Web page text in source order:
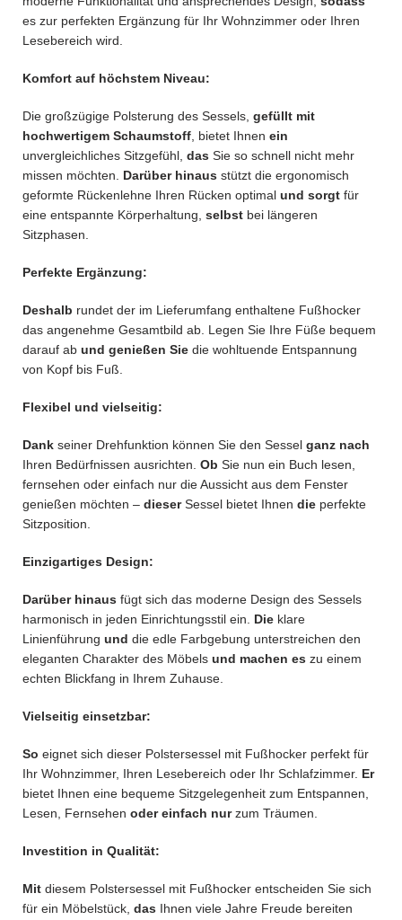
es zur perfekten Ergänzung für Ihr Wohnzimmer oder Ihren
Lesebereich wird.
Komfort auf höchstem Niveau:
Die großzügige Polsterung des Sessels, gefüllt mit
hochwertigem Schaumstoff , bietet Ihnen ein
unvergleichliches Sitzgefühl, das Sie so schnell nicht mehr
missen möchten. Darüber hinaus stützt die ergonomisch
geformte Rückenlehne Ihren Rücken optimal und sorgt für
eine entspannte Körperhaltung, selbst bei längeren
Sitzphasen.
Perfekte Ergänzung:
Deshalb rundet der im Lieferumfang enthaltene Fußhocker
das angenehme Gesamtbild ab. Legen Sie Ihre Füße bequem
darauf ab und genießen Sie die wohltuende Entspannung
von Kopf bis Fuß.
Flexibel und vielseitig:
Dank seiner Drehfunktion können Sie den Sessel ganz nach
Ihren Bedürfnissen ausrichten. Ob Sie nun ein Buch lesen,
fernsehen oder einfach nur die Aussicht aus dem Fenster
genießen möchten – dieserSessel bietet Ihnen die perfekte
Sitzposition.
Einzigartiges Design:
Darüber hinaus fügt sich das moderne Design des Sessels
harmonisch in jeden Einrichtungsstil ein. Die klare
Linienführung und die edle Farbgebung unterstreichen den
eleganten Charakter des Möbels und machen es zu einem
echten Blickfang in Ihrem Zuhause.
Vielseitig einsetzbar:
So eignet sich dieser Polstersessel mit Fußhocker perfekt für
Ihr Wohnzimmer, Ihren Lesebereich oder Ihr Schlafzimmer. Er
bietet Ihnen eine bequeme Sitzgelegenheit zum Entspannen,
Lesen, Fernsehen oder einfach nurzum Träumen.
Investition in Qualität:
Mit diesem Polstersessel mit Fußhocker entscheiden Sie sich
für ein Möbelstück, das Ihnen viele Jahre Freude bereiten